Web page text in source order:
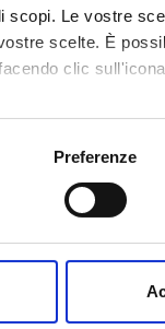
scopi. Le vostre
scelte. È
clic
tua posizione
in qualsiasi
Preferenze